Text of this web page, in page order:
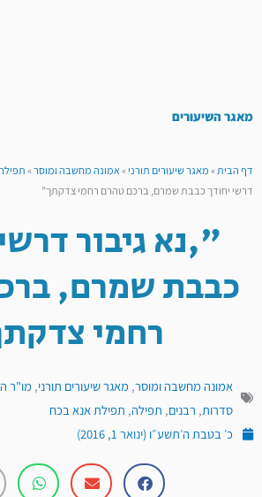
מאגר השיעורים
דף הבית»מאגר שיעורים תורני»אמונה מחשבה ומוסר»
דרשי יחודך כבבת שמרם, ברכם טהרם רחמי צדקתך”
",נא גיבור
כבבת שמרם,
רחמי
אמונה מחשבה ומוסר, מאגר שיעורים תורני, מו"ר
סדרות, רבנים, תפילה, תפילת אנא בכח
כ׳ בטבת ה׳תשע״ו (ינואר 1, 2016)